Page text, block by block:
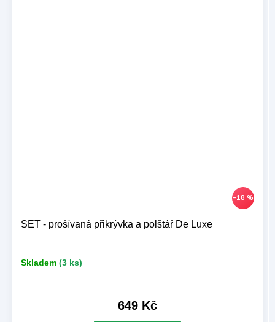
–18 %
SET - prošívaná přikrývka a polštář De Luxe
Skladem (3 ks)
649 Kč